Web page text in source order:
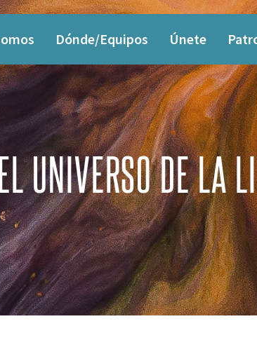
Dónde/Equipos Únete
UNIVERSO DE LA